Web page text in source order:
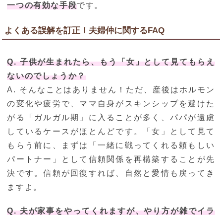
一つの有効な手段です。
よくある誤解を訂正！夫婦仲に関するFAQ
Q. 子供が生まれたら、もう「女」として見てもらえ
ないのでしょうか？
A. そんなことはありません！ただ、産後はホルモン
の変化や疲労で、ママ自身がスキンシップを避けた
がる「ガルガル期」に入ることが多く、パパが遠慮
しているケースがほとんどです。「女」として見て
もらう前に、まずは「一緒に戦ってくれる頼もしい
パートナー」として信頼関係を再構築することが先
決です。信頼が回復すれば、自然と愛情も戻ってき
ますよ。
Q. 夫が家事をやってくれますが、やり方が雑でイラ